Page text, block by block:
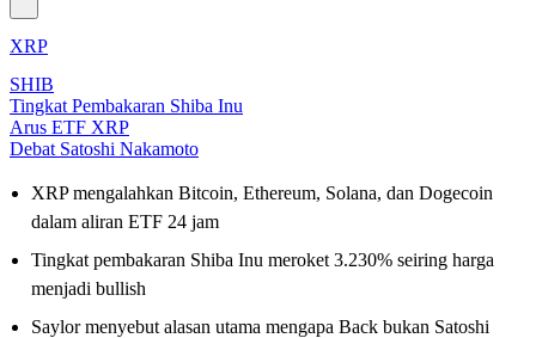
XRP
SHIB
Tingkat Pembakaran Shiba Inu
Arus ETF XRP
Debat Satoshi Nakamoto
XRP mengalahkan Bitcoin, Ethereum, Solana, dan Dogecoin
dalam aliran ETF 24 jam
Tingkat pembakaran Shiba Inu meroket 3.230% seiring harga
menjadi bullish
Saylor menyebut alasan utama mengapa Back bukan Satoshi